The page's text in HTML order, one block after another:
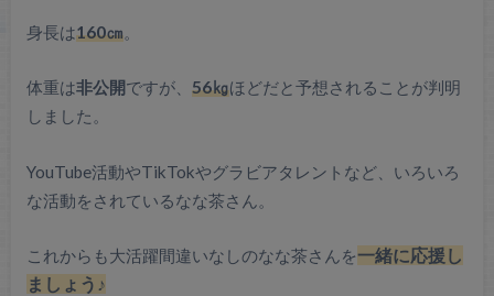
身長は160㎝。
体重は非公開ですが、 56㎏ほどだと予想されることが判明
しました。
YouTube活動やTikTokやグラビアタレントなど、いろいろ
な活動をされているなな茶さん。
これからも大活躍間違いなしのなな茶さんを一緒に応援し
ましょう♪